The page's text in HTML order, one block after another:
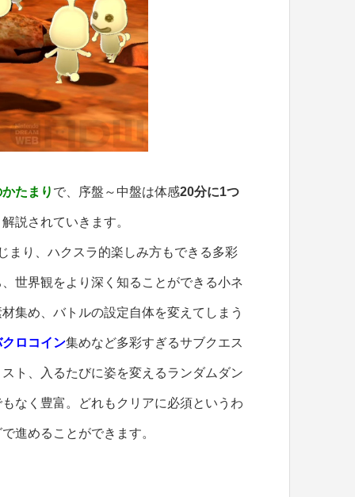
たまり で、序盤～中盤は体感20分に1つ
説されていきます。
まり、ハクスラ的楽しみ方もできる多彩
世界観をより深く知ることができる小ネ
集め、バトルの設定自体を変えてしまう
ロコイン集めなど多彩すぎるサブクエス
ト、入るたびに姿を変えるランダムダン
なく豊富。どれもクリアに必須というわ
進めることができます。